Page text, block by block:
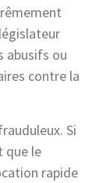
abusifs ou
contre la
Si
que le
rapide